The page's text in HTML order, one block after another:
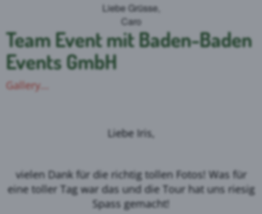
Liebe Grüsse,
Caro
Team Event mit Baden-Baden
Events GmbH
Gallery...
Liebe Iris,
vielen Dank für die richtig tollen Fotos! Was für
eine toller Tag war das und die Tour hat uns riesig
Spass gemacht!